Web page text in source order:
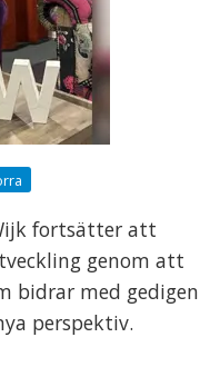
fortsätter att
genom att
bidrar med gedigen
perspektiv.